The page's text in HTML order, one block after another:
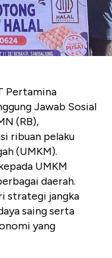
Pertamina
Jawab Sosial
(RB),
ribuan pelaku
(UMKM).
UMKM
daerah.
strategi jangka
saing serta
yang